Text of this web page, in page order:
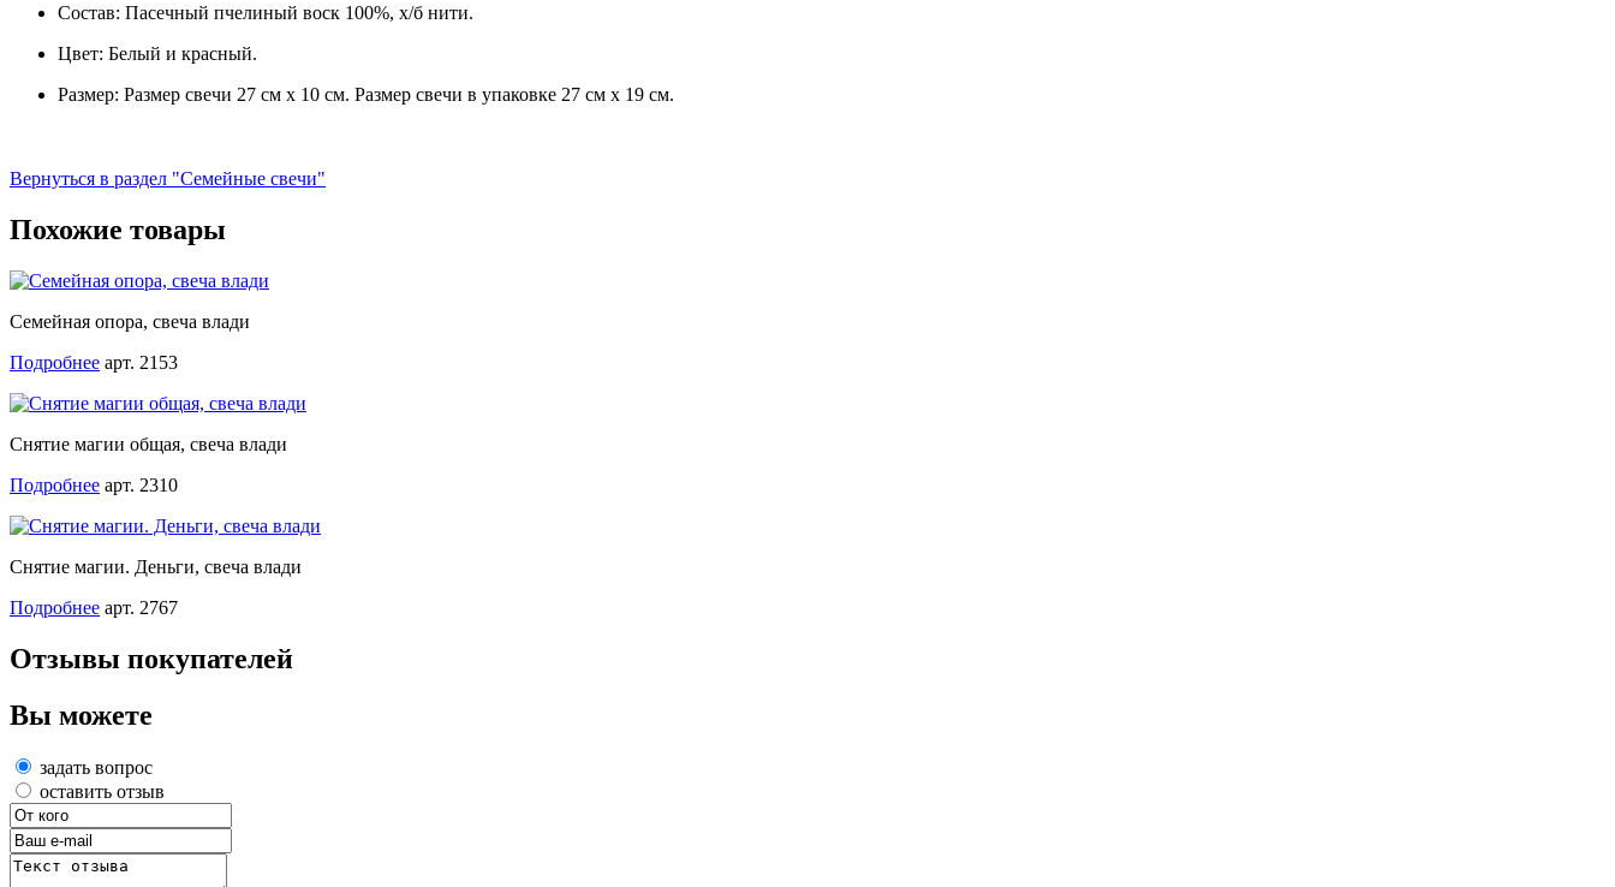
Состав: Пасечный пчелиный воск 100%, х/б нити.
Цвет: Белый и красный.
Размер: Размер свечи 27 см х 10 см. Размер свечи в упаковке 27 см х 19 см.
Вернуться в раздел "Семейные свечи"
Похожие товары
Семейная опора, свеча влади
Подробнее арт. 2153
Снятие магии общая, свеча влади
Подробнее арт. 2310
Снятие магии. Деньги, свеча влади
Подробнее арт. 2767
Отзывы покупателей
Вы можете
задать вопрос
оставить отзыв